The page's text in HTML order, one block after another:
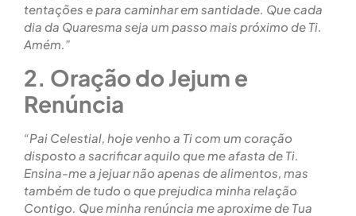
tentações e para caminhar em santidade. Que cada
dia da Quaresma seja um passo mais próximo de Ti.
Amém.”
2. Oração do Jejum e
Renúncia
“Pai Celestial, hoje venho a Ti com um coração
disposto a sacrificar aquilo que me afasta de Ti.
Ensina-me a jejuar não apenas de alimentos, mas
também de tudo o que prejudica minha relação
Contigo. Que minha renúncia me aproxime de Tua